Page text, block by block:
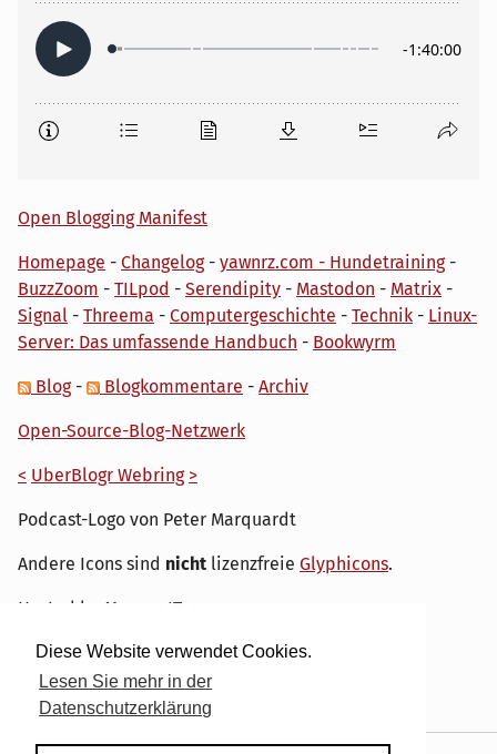
Diese Website verwendet Cookies.
Lesen Sie mehr in der
Datenschutzerklärung
Open Blogging Manifest
Homepage - Changelog- yawnrz.com - Hundetraining-
BuzzZoom - TILpod - Serendipity - Mastodon - Matrix -
Signal - Threema - Computergeschichte - Technik - Linux-
Server: Das umfassende Handbuch - Bookwyrm
Blog- Blogkommentare - Archiv
Open-Source-Blog-Netzwerk
< UberBlogr Webring >
Podcast-Logo von Peter Marquardt
Andere Icons sind nicht lizenzfreie Glyphicons.
Hosted by My own IT.